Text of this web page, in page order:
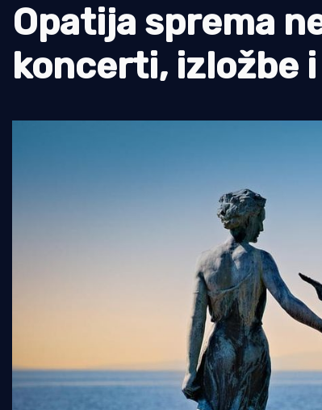
Tradicija i kultura
Opatija sprema
koncerti, izložbe